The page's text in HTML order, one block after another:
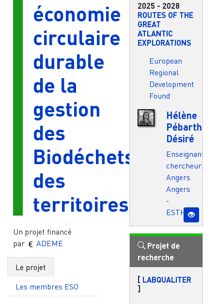
économie
circulaire
durable
de la
gestion
des
Biodéchets
des
territoires
Un projet financé
par
ADEME
Le projet
Les membres ESO
2025 - 2028
ROUTES OF THE
GREAT
ATLANTIC
EXPLORATIONS
European
Regional
Development
Found
Hélène
Pébarthe-
Désiré
Enseignant.e-
chercheur.e
Angers
Angers
-
ESTHUA
Projet de
recherche
[ LABQUALITER
]